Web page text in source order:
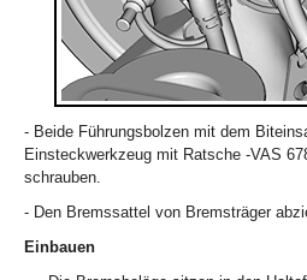
- Beide Führungsbolzen mit dem
Einsteckwerkzeug mit Ratsche -VAS
schrauben.
- Den Bremssattel von Bremsträger
Einbauen